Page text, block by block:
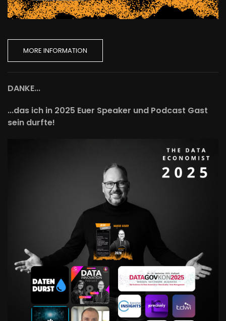
MORE INFORMATION
DANKE...
...das ich in 2025 Euer Speaker und Podcast Gast
sein durfte!